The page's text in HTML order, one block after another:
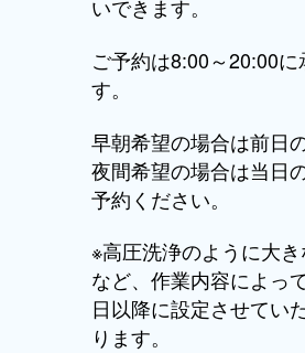
いできます。
ご予約は8:00～20:00に
す。
早朝希望の場合は前日
夜間希望の場合は当日
予約ください。
※高圧洗浄のように大
など、作業内容によっ
日以降に設定させてい
ります。